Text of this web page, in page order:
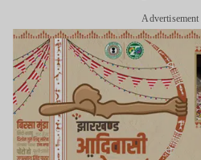
Advertisement